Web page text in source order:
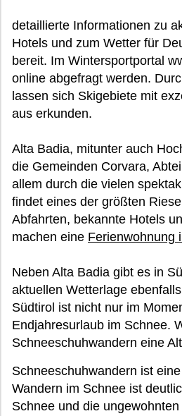
detaillierte Informationen zu
Hotels und zum Wetter für
bereit. Im Wintersportportal
online abgefragt werden.
lassen sich Skigebiete mit
aus erkunden.
Alta Badia, mitunter auch
die Gemeinden Corvara,
allem durch die vielen
findet eines der größten
Abfahrten, bekannte Hotels
machen eine Ferienwohnung
Neben Alta Badia gibt es in
aktuellen Wetterlage
Südtirol ist nicht nur im
Endjahresurlaub im Schnee.
Schneeschuhwandern eine
Schneeschuhwandern ist
Wandern im Schnee ist
Schnee und die